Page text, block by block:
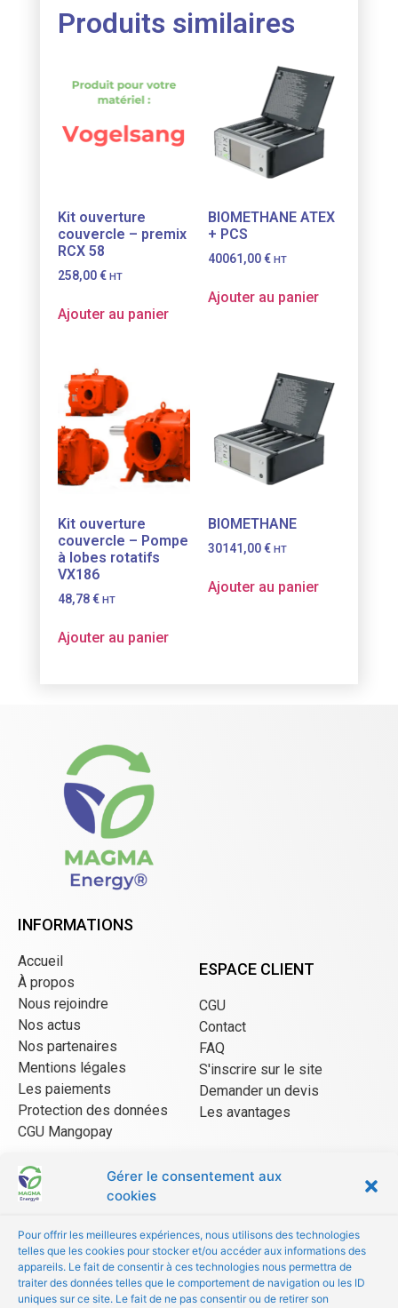
Gérer le consentement aux
cookies
Pour offrir les meilleures expériences, nous utilisons des technologies
telles que les cookies pour stocker et/ou accéder aux informations des
appareils. Le fait de consentir à ces technologies nous permettra de
traiter des données telles que le comportement de navigation ou les ID
uniques sur ce site. Le fait de ne pas consentir ou de retirer son
Produits similaires
Kit ouverture
couvercle – premix
RCX 58
258,00€ HT
Ajouter au panier
BIOMETHANE ATEX
+ PCS
40061,00€ HT
Ajouter au panier
Kit ouverture
couvercle – Pompe
à lobes rotatifs
VX186
48,78€ HT
Ajouter au panier
BIOMETHANE
30141,00€ HT
Ajouter au panier
INFORMATIONS
Accueil
À propos
Nous rejoindre
Nos actus
Nos partenaires
Mentions légales
Les paiements
Protection des données
CGU Mangopay
ESPACE CLIENT
CGU
Contact
FAQ
S'inscrire sur le site
Demander un devis
Les avantages
ESPACE VENDEUR
CGU/CGV
Être référencé
Les avantages
FAQ